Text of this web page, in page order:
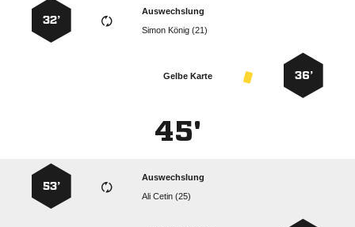
Auswechslung
  
32’
36’
Gelbe Karte
45'
Auswechslung
  
53’